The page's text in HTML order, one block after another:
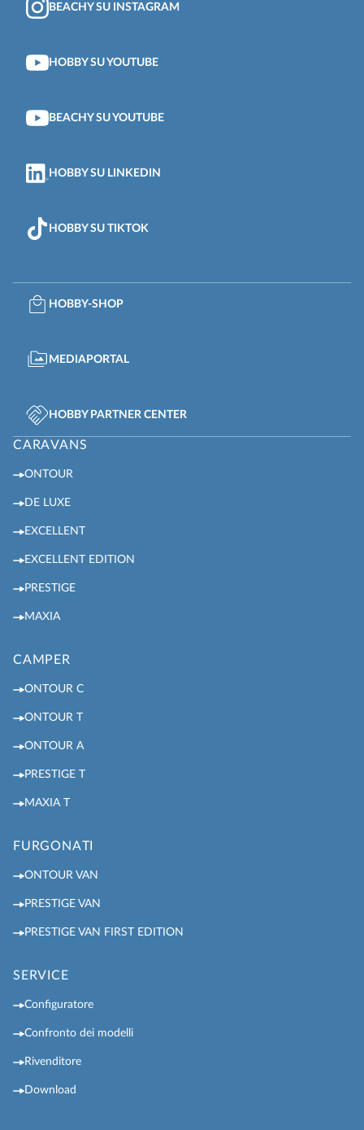
BEACHY SU INSTAGRAM
HOBBY SU YOUTUBE
BEACHY SU YOUTUBE
HOBBY SU LINKEDIN
HOBBY SU TIKTOK
HOBBY-SHOP
MEDIAPORTAL
HOBBY PARTNER CENTER
CARAVANS
ONTOUR
DE LUXE
EXCELLENT
EXCELLENT EDITION
PRESTIGE
MAXIA
CAMPER
ONTOUR C
ONTOUR T
ONTOUR A
PRESTIGE T
MAXIA T
FURGONATI
ONTOUR VAN
PRESTIGE VAN
PRESTIGE VAN FIRST EDITION
SERVICE
Configuratore
Confronto dei modelli
Rivenditore
Download